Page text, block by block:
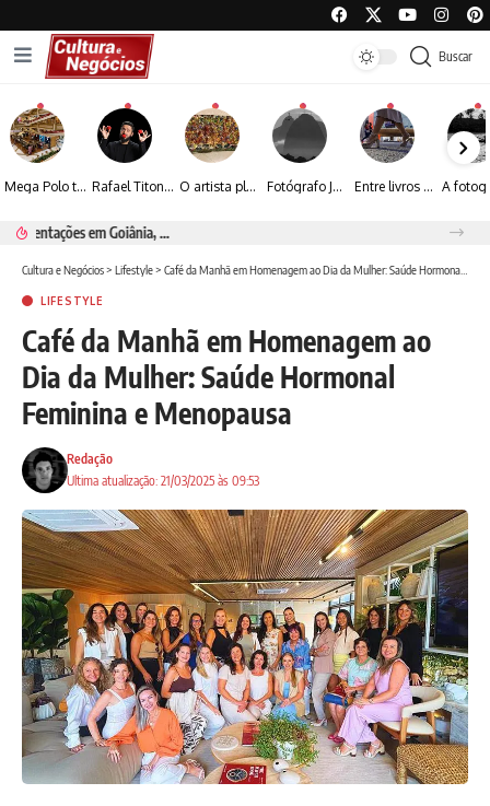
Buscar
Mega Polo transforma lançamento de coleção em plataforma nacional de negócios e projeta crescimento de mais de 15% Rafael Titonelly leva magia e acolhimento a crianças em tratamento oncológico em Juiz de Fora O artista plástico Jorge Luiz transforma sustentabilidade e criatividade em arte contemporânea Fotógrafo José Roberto apresenta um olhar sensível sobre arquitetura, formas e luz na fotografia Entre livros e fotografia autoral, Sebastião Reis consolida uma trajetória marcada pelo olhar artístico
Renato Seerig e a poesia da natureza iluminada pela lua
Cultura e Negócios> Lifestyle> Café da Manhã em Homenagem ao Dia da Mulher: Saúde Hormonal Feminina e Menopausa
LIFESTYLE
Café da Manhã em Homenagem ao
Dia da Mulher: Saúde Hormonal
Feminina e Menopausa
Ultima atualização: 21/03/2025 às 09:53
Redação